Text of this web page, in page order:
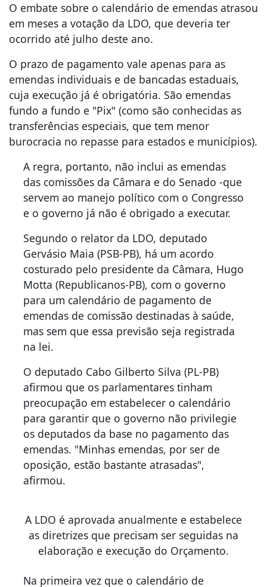
O embate sobre o calendário de emendas atrasou
em meses a votação da LDO, que deveria ter
ocorrido até julho deste ano.
O prazo de pagamento vale apenas para as
emendas individuais e de bancadas estaduais,
cuja execução já é obrigatória. São emendas
fundo a fundo e "Pix" (como são conhecidas as
transferências especiais, que tem menor
burocracia no repasse para estados e municípios).
A regra, portanto, não inclui as emendas
das comissões da Câmara e do Senado -que
servem ao manejo político com o Congresso
e o governo já não é obrigado a executar.
Segundo o relator da LDO, deputado
Gervásio Maia (PSB-PB), há um acordo
costurado pelo presidente da Câmara, Hugo
Motta (Republicanos-PB), com o governo
para um calendário de pagamento de
emendas de comissão destinadas à saúde,
mas sem que essa previsão seja registrada
na lei.
O deputado Cabo Gilberto Silva (PL-PB)
afirmou que os parlamentares tinham
preocupação em estabelecer o calendário
para garantir que o governo não privilegie
os deputados da base no pagamento das
emendas. "Minhas emendas, por ser de
oposição, estão bastante atrasadas",
afirmou.
A LDO é aprovada anualmente e estabelece
as diretrizes que precisam ser seguidas na
elaboração e execução do Orçamento.
Na primeira vez que o calendário de